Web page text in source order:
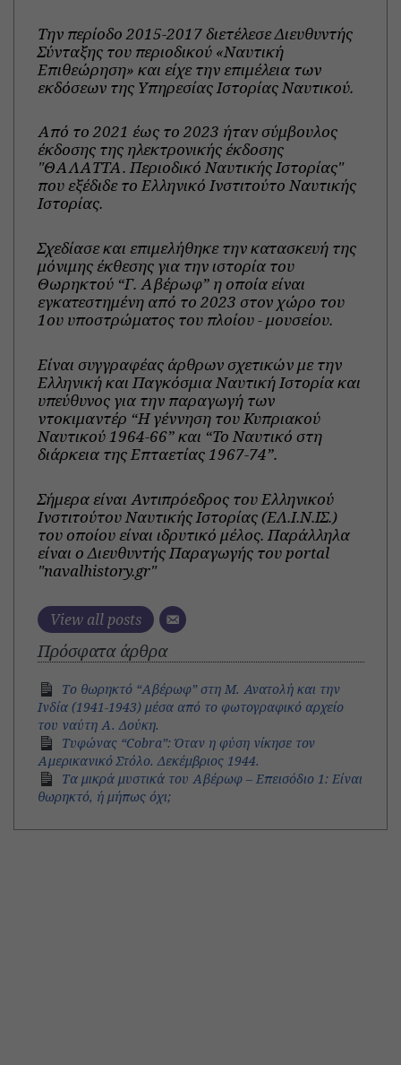
Την περίοδο 2015-2017 διετέλεσε Διευθυντής
Σύνταξης του περιοδικού «Ναυτική
Επιθεώρηση» και είχε την επιμέλεια των
εκδόσεων της Υπηρεσίας Ιστορίας Ναυτικού.
Από το 2021 έως το 2023 ήταν σύμβουλος
έκδοσης της ηλεκτρονικής έκδοσης
"ΘΑΛΑΤΤΑ. Περιοδικό Ναυτικής Ιστορίας"
που εξέδιδε το Ελληνικό Ινστιτούτο Ναυτικής
Ιστορίας.
Σχεδίασε και επιμελήθηκε την κατασκευή της
μόνιμης έκθεσης για την ιστορία του
Θωρηκτού “Γ. Αβέρωφ” η οποία είναι
εγκατεστημένη από το 2023 στον χώρο του
1ου υποστρώματος του πλοίου - μουσείου.
Είναι συγγραφέας άρθρων σχετικών με την
Ελληνική και Παγκόσμια Ναυτική Ιστορία και
υπεύθυνος για την παραγωγή των
ντοκιμαντέρ “Η γέννηση του Κυπριακού
Ναυτικού 1964-66” και “Το Ναυτικό στη
διάρκεια της Επταετίας 1967-74”.
Σήμερα είναι Αντιπρόεδρος του Ελληνικού
Ινστιτούτου Ναυτικής Ιστορίας (ΕΛ.Ι.Ν.ΙΣ.)
του οποίου είναι ιδρυτικό μέλος. Παράλληλα
είναι ο Διευθυντής Παραγωγής του portal
"navalhistory.gr"
View all posts
Πρόσφατα άρθρα
Το θωρηκτό “Αβέρωφ” στη Μ. Ανατολή και την
Ινδία (1941-1943) μέσα από το φωτογραφικό αρχείο
του ναύτη Α. Δούκη.
Τυφώνας “Cobra”: Όταν η φύση νίκησε τον
Αμερικανικό Στόλο. Δεκέμβριος 1944.
Τα μικρά μυστικά του Αβέρωφ – Επεισόδιο 1: Είναι
θωρηκτό, ή μήπως όχι;